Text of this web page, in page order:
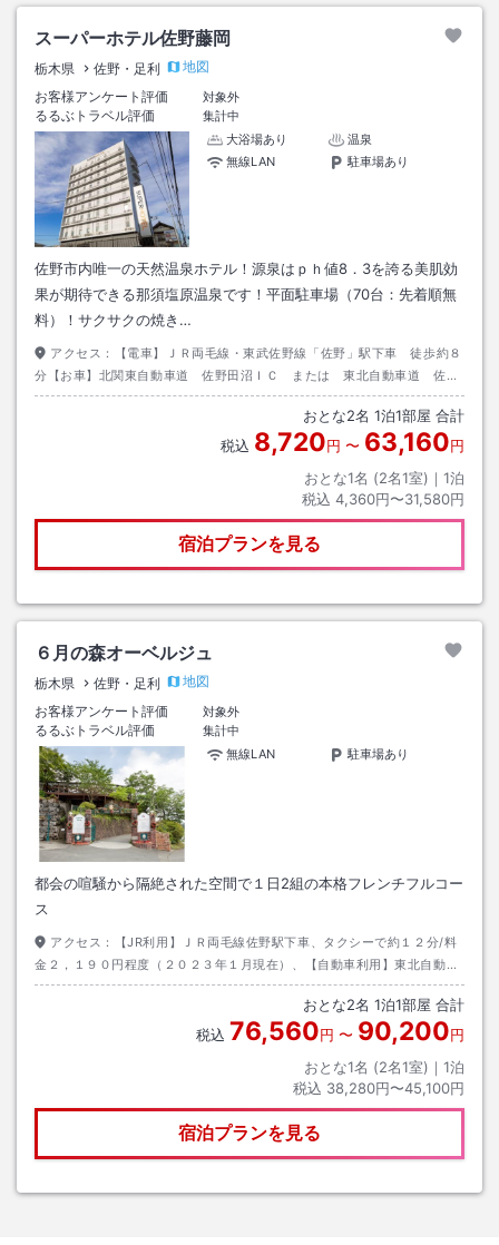
スーパーホテル佐野藤岡
栃木県 佐野・足利
地図
お客様アンケート評価
対象外
るるぶトラベル評価
集計中
大浴場あり
温泉
無線LAN
駐車場あり
佐野市内唯一の天然温泉ホテル！源泉はｐｈ値8．3を誇る美肌効
果が期待できる那須塩原温泉です！平面駐車場（70台：先着順無
料）！サクサクの焼き…
アクセス：
【電車】ＪＲ両毛線・東武佐野線「佐野」駅下車 徒歩約８
分【お車】北関東自動車道 佐野田沼ＩＣ または 東北自動車道 佐野
藤岡ＩＣ より約１５分
おとな2名 1泊1部屋 合計
税込 8,720円 〜 63,160円
おとな1名 (2名1室)｜ 1泊
税込 4,360円〜31,580円
宿泊プランを見る
６月の森オーベルジュ
栃木県 佐野・足利
地図
お客様アンケート評価
対象外
るるぶトラベル評価
集計中
無線LAN
駐車場あり
都会の喧騒から隔絶された空間で１日2組の本格フレンチフルコー
ス
アクセス：
【JR利用】ＪＲ両毛線佐野駅下車、タクシーで約１２分/料
金２，１９０円程度（２０２３年１月現在）、【自動車利用】東北自動車
道「佐野スマートＩ，Ｃ」より県道３５２線
おとな2名 1泊1部屋 合計
税込 76,560円 〜 90,200円
おとな1名 (2名1室)｜ 1泊
税込 38,280円〜45,100円
宿泊プランを見る